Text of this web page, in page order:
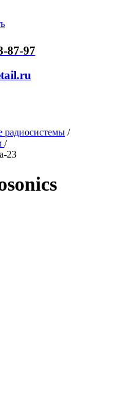
87-97
радиосистемы /
/
23